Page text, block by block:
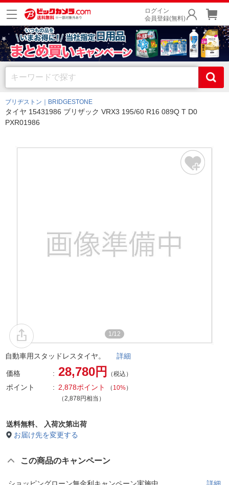
ログイン
会員登録(無料)
ブリヂストン｜BRIDGESTONE
タイヤ 15431986 ブリザック VRX3 195/60 R16 089Q T D0
PXR01986
1/12
自動車用スタッドレスタイヤ。 詳細
価格 28,780円 （税込）
ポイント 2,878ポイント （ 10%）
（2,878円相当）
送料無料、
入荷次第出荷
お届け先を変更する
この商品のキャンペーン